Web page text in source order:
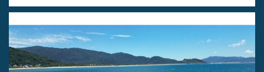
Fotos exclusivas feitas com "De
Drone No Mar"